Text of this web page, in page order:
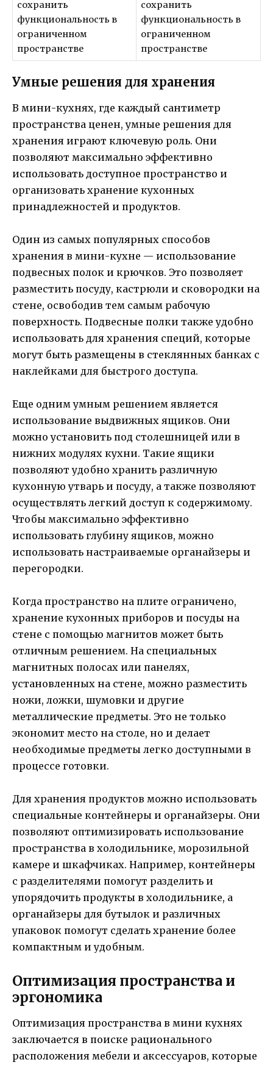
Умные решения для хранения
В мини-кухнях, где каждый сантиметр
пространства ценен, умные решения для
хранения играют ключевую роль. Они
позволяют максимально эффективно
использовать доступное пространство и
организовать хранение кухонных
принадлежностей и продуктов.
Один из самых популярных способов
хранения в мини-кухне — использование
подвесных полок и крючков. Это позволяет
разместить посуду, кастрюли и сковородки на
стене, освободив тем самым рабочую
поверхность. Подвесные полки также удобно
использовать для хранения специй, которые
могут быть размещены в стеклянных банках с
наклейками для быстрого доступа.
Еще одним умным решением является
использование выдвижных ящиков. Они
можно установить под столешницей или в
нижних модулях кухни. Такие ящики
позволяют удобно хранить различную
кухонную утварь и посуду, а также позволяют
осуществлять легкий доступ к содержимому.
Чтобы максимально эффективно
использовать глубину ящиков, можно
использовать настраиваемые органайзеры и
перегородки.
Когда пространство на плите ограничено,
хранение кухонных приборов и посуды на
стене с помощью магнитов может быть
отличным решением. На специальных
магнитных полосах или панелях,
установленных на стене, можно разместить
ножи, ложки, шумовки и другие
металлические предметы. Это не только
экономит место на столе, но и делает
необходимые предметы легко доступными в
процессе готовки.
Для хранения продуктов можно использовать
специальные контейнеры и органайзеры. Они
позволяют оптимизировать использование
пространства в холодильнике, морозильной
камере и шкафчиках. Например, контейнеры
с разделителями помогут разделить и
упорядочить продукты в холодильнике, а
органайзеры для бутылок и различных
упаковок помогут сделать хранение более
компактным и удобным.
Оптимизация пространства и
эргономика
Оптимизация пространства в мини кухнях
заключается в поиске рационального
расположения мебели и аксессуаров, которые